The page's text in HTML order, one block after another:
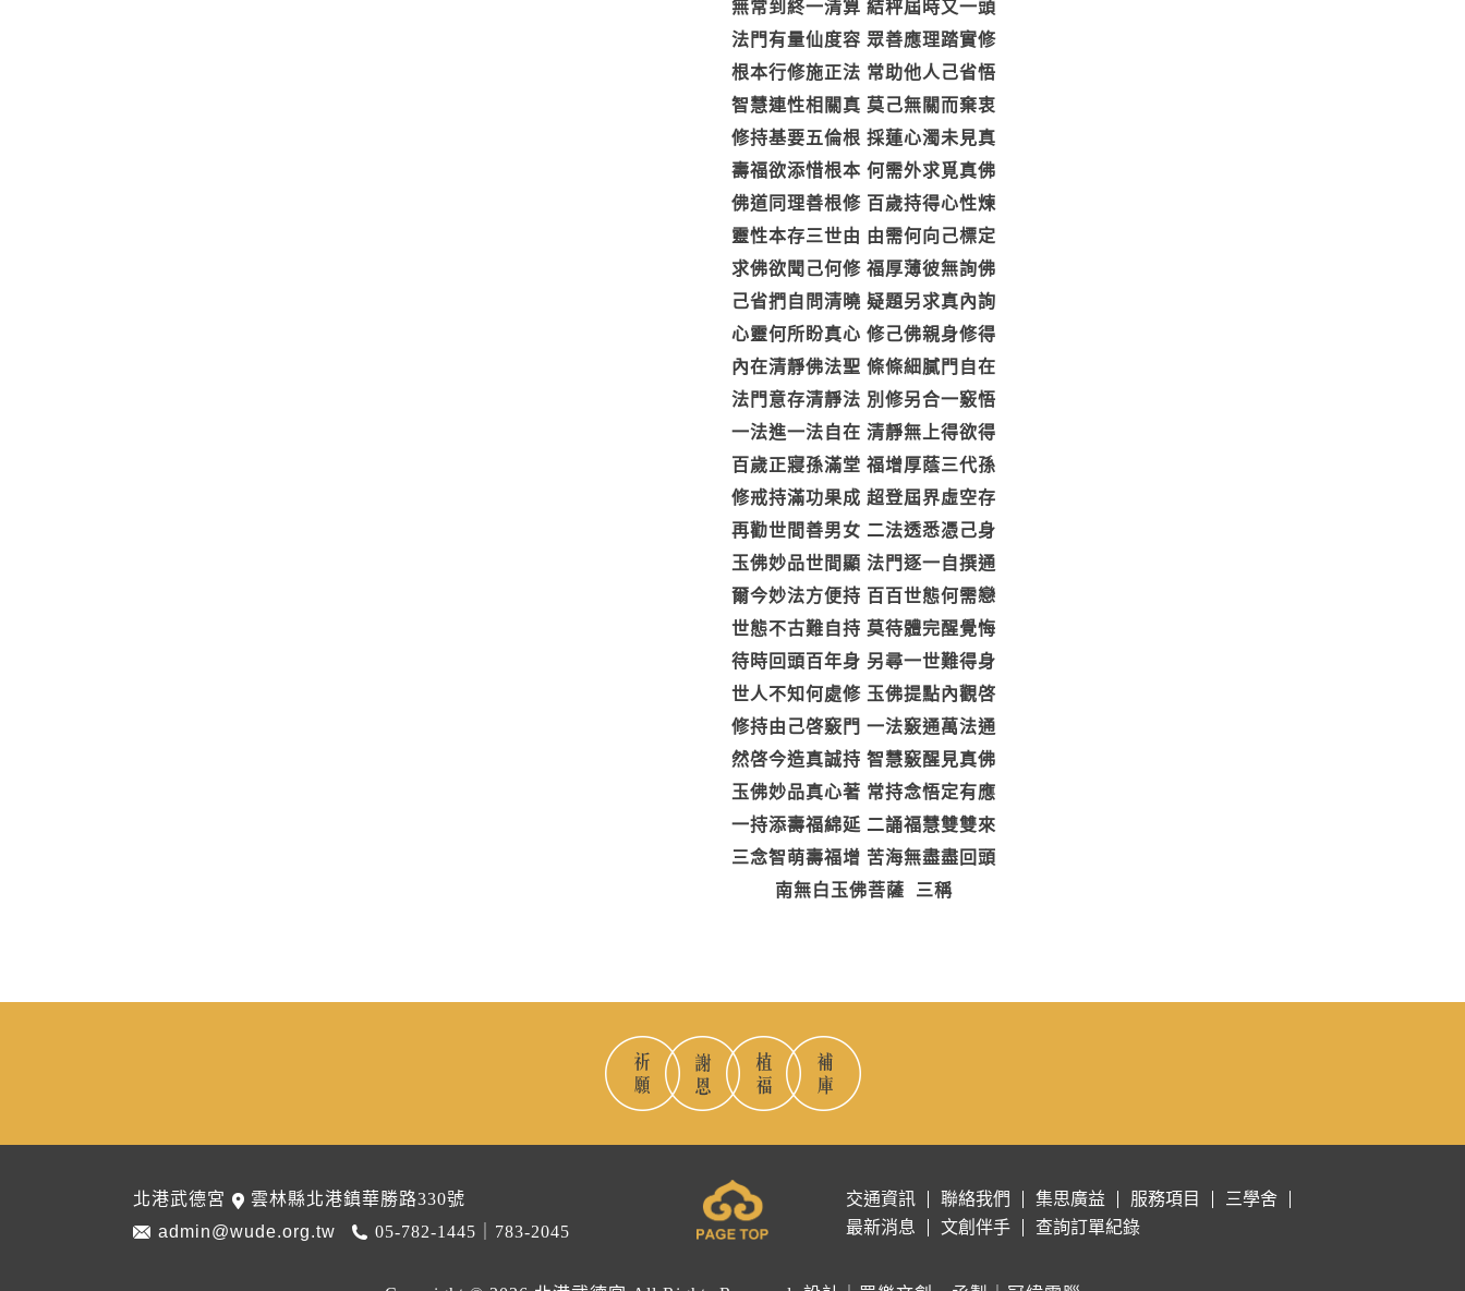
無常到終一清算 結秤屆時又一頭
法門有量仙度容 眾善應理踏實修
根本行修施正法 常助他人己省悟
智慧連性相關真 莫己無關而棄衷
修持基要五倫根 採蓮心濁未見真
壽福欲添惜根本 何需外求覓真佛
佛道同理善根修 百歲持得心性煉
靈性本存三世由 由需何向己標定
求佛欲聞己何修 福厚薄彼無詢佛
己省捫自問清曉 疑題另求真內詢
心靈何所盼真心 修己佛親身修得
內在清靜佛法聖 條條細膩門自在
法門意存清靜法 別修另合一竅悟
一法進一法自在 清靜無上得欲得
百歲正寢孫滿堂 福增厚蔭三代孫
修戒持滿功果成 超登屆界虛空存
再勸世間善男女 二法透悉憑己身
玉佛妙品世間顯 法門逐一自撰通
爾今妙法方便持 百百世態何需戀
世態不古難自持 莫待體完醒覺悔
待時回頭百年身 另尋一世難得身
世人不知何處修 玉佛提點內觀啓
修持由己啓竅門 一法竅通萬法通
然啓今造真誠持 智慧竅醒見真佛
玉佛妙品真心著 常持念悟定有應
一持添壽福綿延 二誦福慧雙雙來
三念智萌壽福增 苦海無盡盡回頭
南無白玉佛菩薩 三稱
北港武德宮
雲林縣北港鎮華勝路330號
admin@wude.org.tw
05-782-1445 783-2045
交通資訊 聯絡我們 集思廣益 服務項目
三學舍
最新消息
文創伴手 查詢訂單紀錄